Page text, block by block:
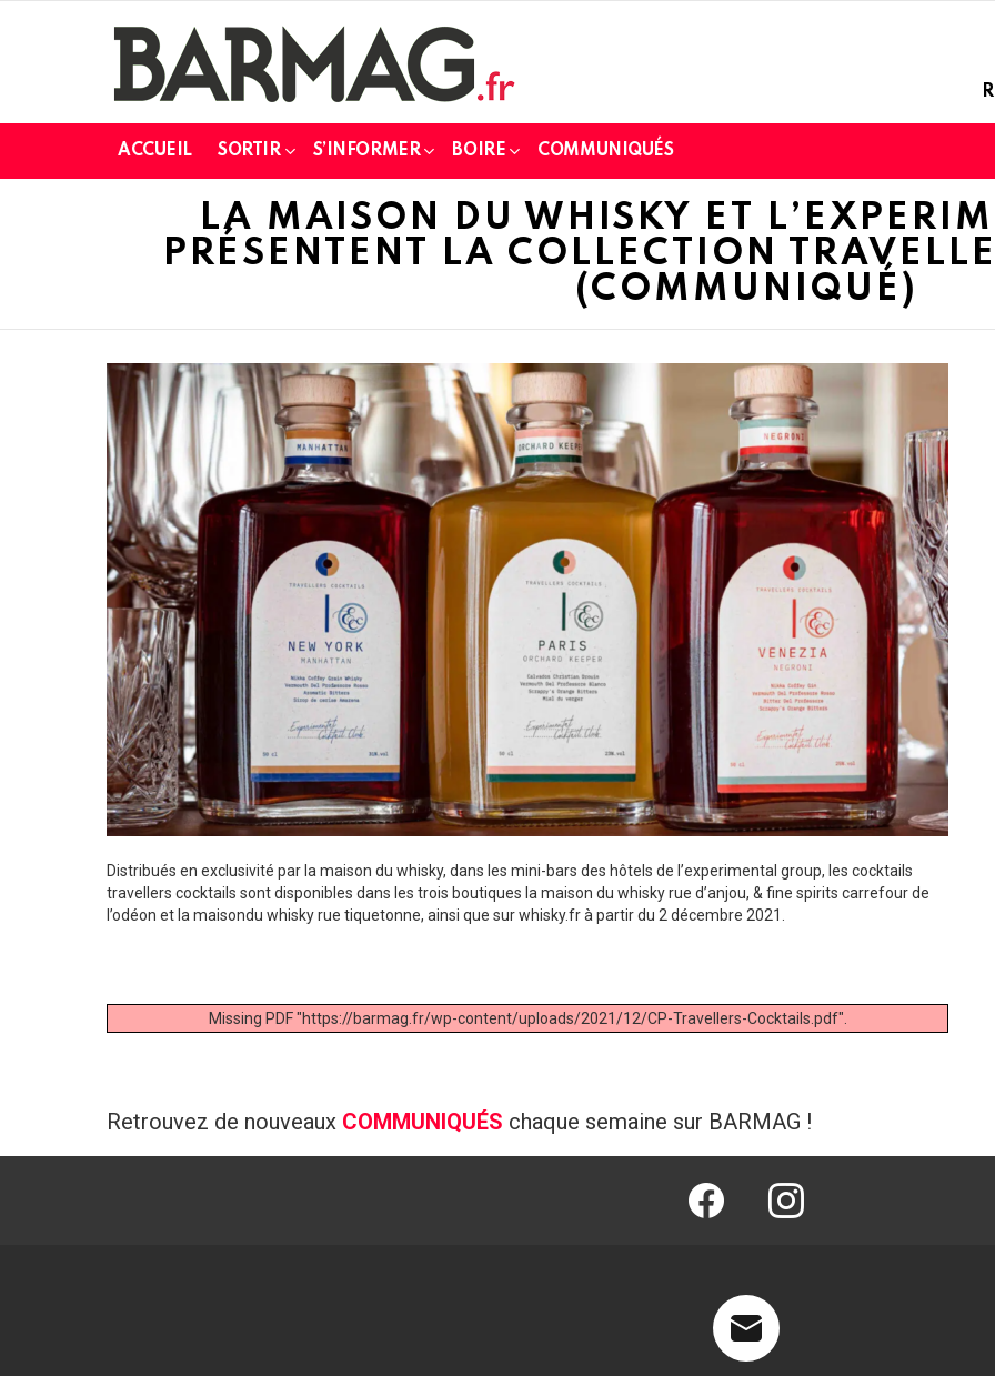
ACCUEIL SORTIR S’INFORMER BOIRE COMMUNIQUÉS
LA MAISON DU WHISKY ET
PRÉSENTENT LA COLLECTION
(COMMUNIQUÉ)
Distribués en exclusivité par la maison du whisky, dans les mini-bars des hôtels de l’experimental group, les cocktails
travellers cocktails sont disponibles dans les trois boutiques la maison du whisky rue d’anjou, & fine spirits carrefour de
l’odéon et la maisondu whisky rue tiquetonne, ainsi que sur whisky.fr à partir du 2 décembre 2021.
Missing PDF "https://barmag.fr/wp-content/uploads/2021/12/CP-Travellers-Cocktails.pdf".
Retrouvez de nouveaux COMMUNIQUÉS chaque semaine sur BARMAG !
facebook @barmag.fr